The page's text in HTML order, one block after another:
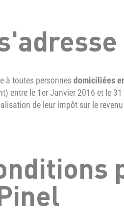
à toutes personnesdomiciliées
entre le 1er Janvier 2016 et le
de leur impôt sur le